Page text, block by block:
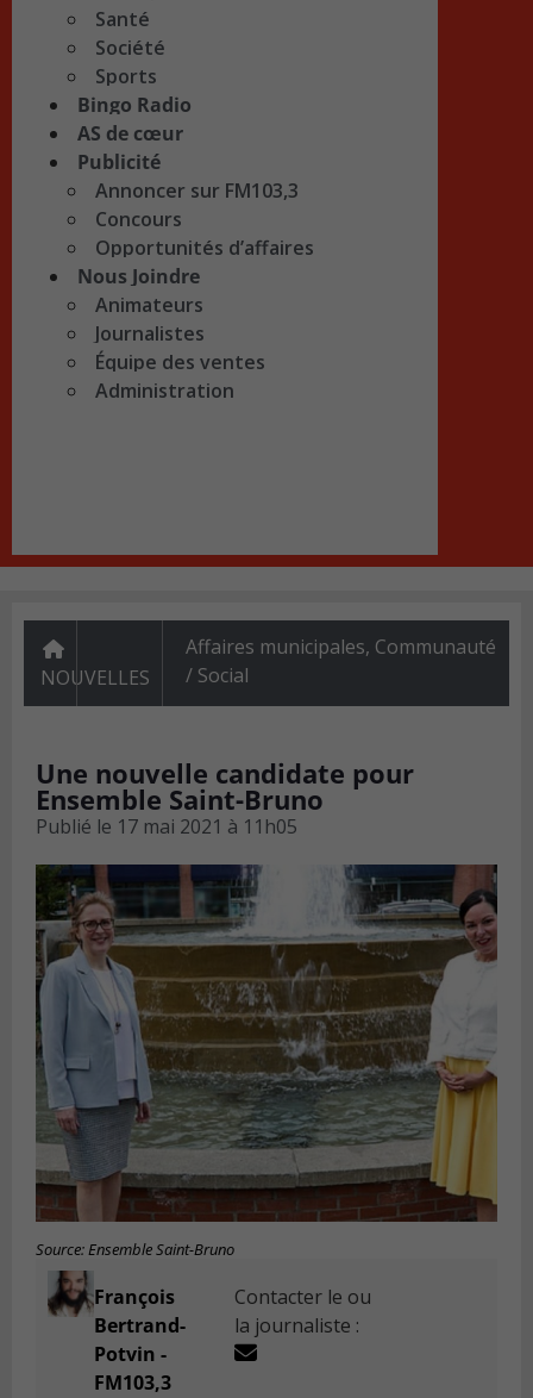
Santé
Société
Sports
Bingo Radio
AS de cœur
Publicité
Annoncer sur FM103,3
Concours
Opportunités d’affaires
Nous Joindre
Animateurs
Journalistes
Équipe des ventes
Administration
NOUVELLES
Affaires municipales, Communauté
/ Social
Une nouvelle candidate pour
Ensemble Saint-Bruno
Publié le 17 mai 2021 à 11h05
Source: Ensemble Saint-Bruno
François
Bertrand-
Potvin -
FM103,3
Contacter le ou
la journaliste :